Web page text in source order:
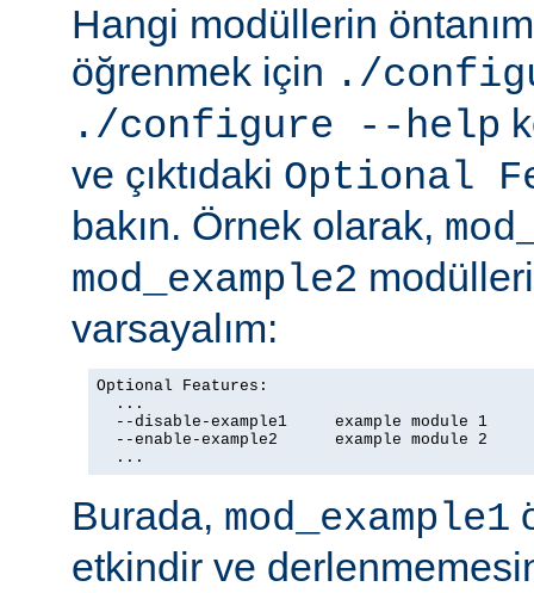
Hangi modüllerin
öğrenmek için ./
./configure --help
ve çıktıdaki Optional
bakın. Örnek olarak,
mod_example2
varsayalım:
Optional Features:
  ...
  --disable-example1     example module 1
  --enable-example2      example module 2
  ...
Burada, mod_example1
etkindir ve